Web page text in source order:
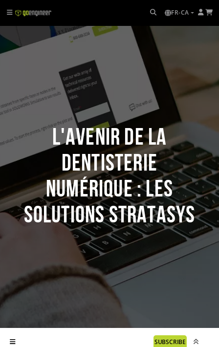
FR-CA
L'avenir de la
dentisterie
numérique : les
solutions Stratasys
SUBSCRIBE